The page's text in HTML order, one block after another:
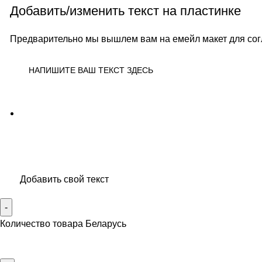
Добавить/изменить текст на пластинке
Предварительно мы вышлем вам на емейл макет для
Добавить свой текст
Количество товара Беларусь